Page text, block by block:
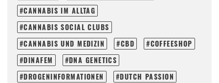
CANNABIS IM ALLTAG
CANNABIS SOCIAL CLUBS
CANNABIS UND MEDIZIN
CBD
COFFEESHOP
DINAFEM
DNA GENETICS
DROGENINFORMATIONEN
DUTCH PASSION